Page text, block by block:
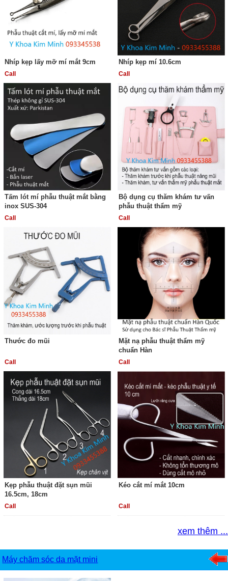
Nhíp kẹp lấy mỡ mí mắt 9cm
Call
Nhíp kẹp mí 10.6cm
Call
Tấm lót mí phẫu thuật mắt bằng
inox SUS-304
Call
Bộ dụng cụ thăm khám tư vấn
phẫu thuật thẩm mỹ
Call
Thước đo mũi
Call
Mặt nạ phẫu thuật thẩm mỹ
chuẩn Hàn
Call
Kẹp phẫu thuật đặt sụn mũi
16.5cm, 18cm
Call
Kéo cắt mí mắt 10cm
Call
xem thêm ...
Máy chăm sóc da mặt mini